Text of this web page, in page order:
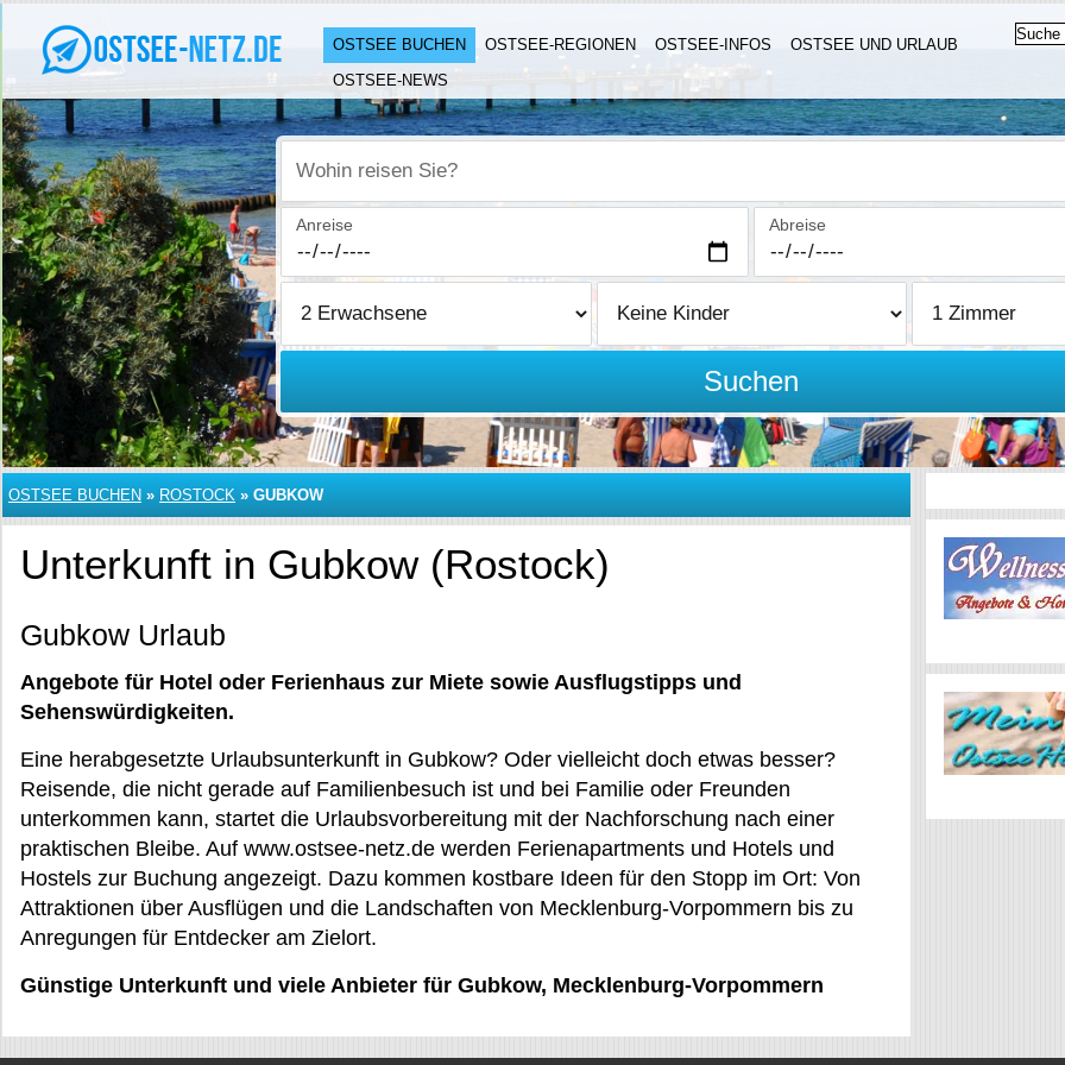
OSTSEE BUCHEN OSTSEE-REGIONEN OSTSEE-INFOS
OSTSEE UND URLAUB
OSTSEE-NEWS
Wohin reisen Sie?
Anreise Abreise
Suchen
OSTSEE BUCHEN » ROSTOCK » GUBKOW
Unterkunft in Gubkow (Rostock)
Gubkow Urlaub
Angebote für Hotel oder Ferienhaus zur Miete sowie Ausflugstipps und
Sehenswürdigkeiten.
Eine herabgesetzte Urlaubsunterkunft in Gubkow? Oder vielleicht doch etwas besser?
Reisende, die nicht gerade auf Familienbesuch ist und bei Familie oder Freunden
unterkommen kann, startet die Urlaubsvorbereitung mit der Nachforschung nach einer
praktischen Bleibe. Auf www.ostsee-netz.de werden Ferienapartments und Hotels und
Hostels zur Buchung angezeigt. Dazu kommen kostbare Ideen für den Stopp im Ort: Von
Attraktionen über Ausflügen und die Landschaften von Mecklenburg-Vorpommern bis zu
Anregungen für Entdecker am Zielort.
Günstige Unterkunft und viele Anbieter für Gubkow, Mecklenburg-Vorpommern